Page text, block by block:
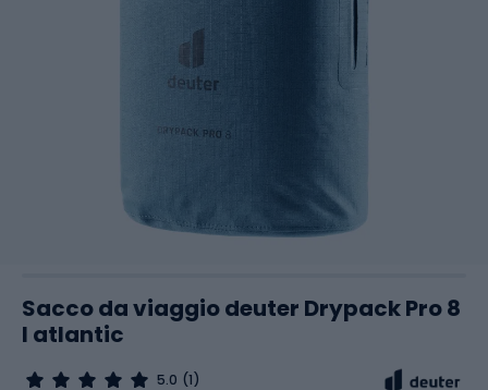
Sacco da viaggio deuter Drypack Pro 8
l atlantic
5.0 (1)